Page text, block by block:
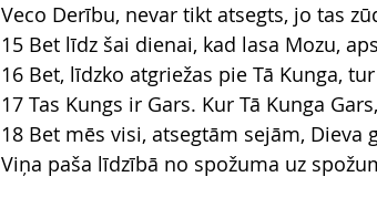
Veco Derību, nevar tikt atsegts, jo tas
15 Bet līdz šai dienai, kad lasa Mozu,
16 Bet, līdzko atgriežas pie Tā Kunga,
17 Tas Kungs ir Gars. Kur Tā Kunga
18 Bet mēs visi, atsegtām sejām,
Viņa paša līdzībā no spožuma uz